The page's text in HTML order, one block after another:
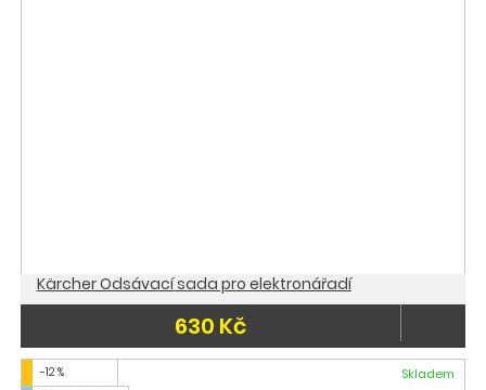
Kärcher Odsávací sada pro elektronářadí
630 Kč
-12 %
Skladem